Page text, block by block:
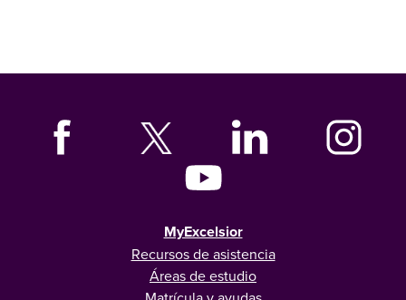
MyExcelsior
Recursos de asistencia
Áreas de estudio